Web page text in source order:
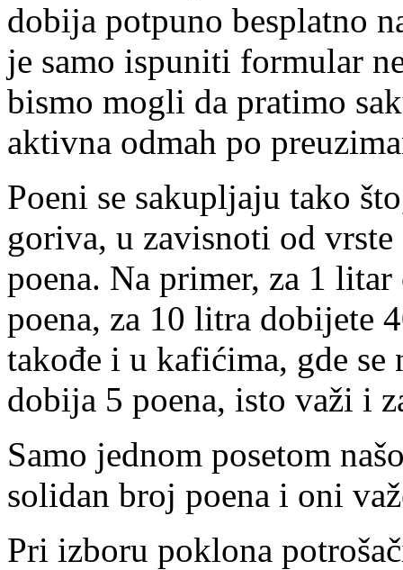
dobija potpuno besplatno
je samo ispuniti formular
bismo mogli da pratimo
aktivna odmah po
Poeni se sakupljaju tako
goriva, u zavisnoti od
poena. Na primer, za 1
poena, za 10 litra dobijete
takođe i u kafićima, gde se
dobija 5 poena, isto važi i
Samo jednom posetom
solidan broj poena i oni
Pri izboru poklona